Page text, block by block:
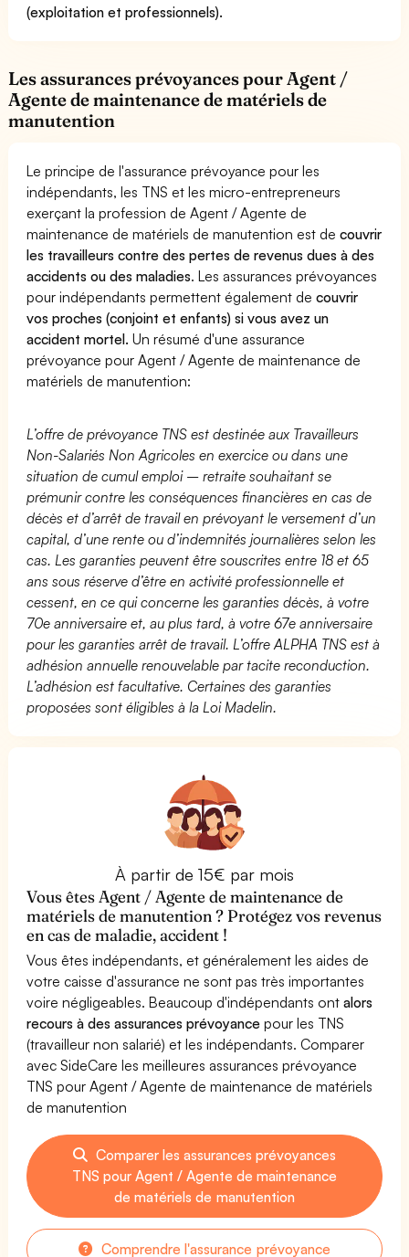
(exploitation et professionnels).
Les assurances prévoyances pour Agent /
Agente de maintenance de matériels de
manutention
Le principe de l'assurance prévoyance pour les
indépendants, les TNS et les micro-entrepreneurs
exerçant la profession de Agent / Agente de
maintenance de matériels de manutention est decouvrir
les travailleurs contre des pertes de revenus dues à des
accidents ou des maladies. Les assurances prévoyances
pour indépendants permettent également decouvrir
vos proches (conjoint et enfants) si vous avez un
accident mortel. Un résumé d'une assurance
prévoyance pour Agent / Agente de maintenance de
matériels de manutention:
L’offre de prévoyance TNS est destinée aux Travailleurs
Non-Salariés Non Agricoles en exercice ou dans une
situation de cumul emploi – retraite souhaitant se
prémunir contre les conséquences financières en cas de
décès et d’arrêt de travail en prévoyant le versement d’un
capital, d’une rente ou d’indemnités journalières selon les
cas. Les garanties peuvent être souscrites entre 18 et 65
ans sous réserve d’être en activité professionnelle et
cessent, en ce qui concerne les garanties décès, à votre
70e anniversaire et, au plus tard, à votre 67e anniversaire
pour les garanties arrêt de travail. L’offre ALPHA TNS est à
adhésion annuelle renouvelable par tacite reconduction.
L’adhésion est facultative. Certaines des garanties
proposées sont éligibles à la Loi Madelin.
À partir de 15€ par mois
Vous êtes Agent / Agente de maintenance de
matériels de manutention ? Protégez vos revenus
en cas de maladie, accident !
Vous êtes indépendants, et généralement les aides de
votre caisse d'assurance ne sont pas très importantes
voire négligeables. Beaucoup d'indépendants ontalors
recours à des assurances prévoyance pour les TNS
(travailleur non salarié) et les indépendants. Comparer
avec SideCare les meilleures assurances prévoyance
TNS pour Agent / Agente de maintenance de matériels
de manutention
Comparer les assurances prévoyances
TNS pour Agent / Agente de maintenance
de matériels de manutention
Comprendre l'assurance prévoyance